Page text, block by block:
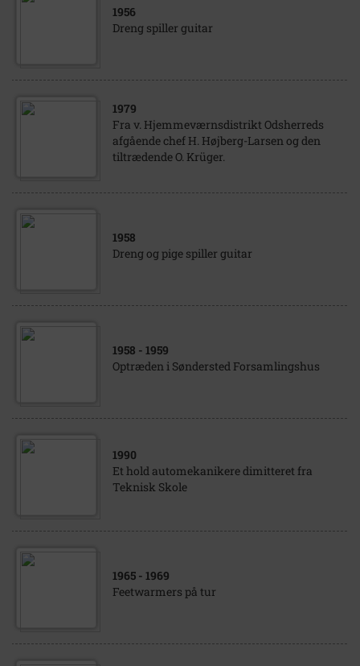
1956
Dreng spiller guitar
1979
Fra v. Hjemmeværnsdistrikt Odsherreds
afgående chef H. Højberg-Larsen og den
tiltrædende O. Krüger.
1958
Dreng og pige spiller guitar
1958 - 1959
Optræden i Søndersted Forsamlingshus
1990
Et hold automekanikere dimitteret fra
Teknisk Skole
1965 - 1969
Feetwarmers på tur